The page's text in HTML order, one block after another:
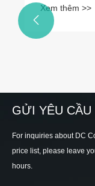
Xem thêm >>

GỬI YÊU CẦU
For inquiries about DC
price list, please leave
hours.